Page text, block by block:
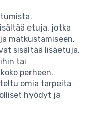
etuja, jotka
matkustamiseen.
sisältää lisäetuja,
tai
perheen.
omia tarpeita
hyödyt ja